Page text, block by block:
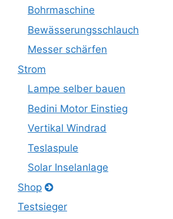
Bohrmaschine
Bewässerungsschlauch
Messer schärfen
Strom
Lampe selber bauen
Bedini Motor Einstieg
Vertikal Windrad
Teslaspule
Solar Inselanlage
Shop
Testsieger